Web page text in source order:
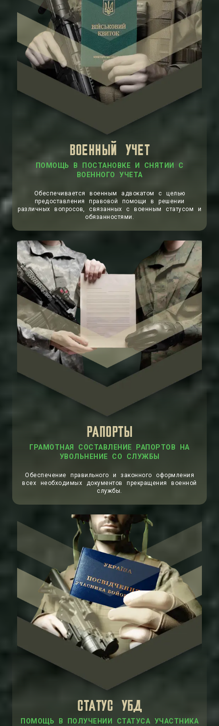
ВОЕННЫЙ УЧЕТ
ПОМОЩЬ В ПОСТАНОВКЕ И СНЯТИИ С
ВОЕННОГО УЧЕТА
Обеспечивается военным адвокатом с целью
предоставления правовой помощи в решении
различных вопросов, связанных с военным статусом и
обязанностями.
РАПОРТЫ
ГРАМОТНАЯ СОСТАВЛЕНИЕ РАПОРТОВ НА
УВОЛЬНЕНИЕ СО СЛУЖБЫ
Обеспечение правильного и законного оформления
всех необходимых документов прекращения военной
службы.
СТАТУС УБД
ПОМОЩЬ В ПОЛУЧЕНИИ СТАТУСА УЧАСТНИКА